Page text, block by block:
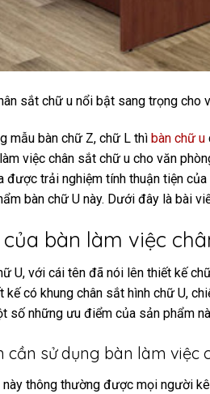
sắt chữ u nổi bật sang trọng cho
mẫu bàn chữ Z, chữ L thì bàn chữ u
việc chân sắt chữ u cho văn
được trải nghiệm tính thuận tiện
bàn chữ U này. Dưới đây là bài
bàn làm việc
U, với cái tên đã nói lên thiết kế
kế có khung chân sắt hình chữ U,
số những ưu điểm của sản phẩm
cần sử dụng bàn làm việc
này thông thường được mọi người